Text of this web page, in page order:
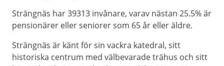
Strängnäs har 39313 invånare, varav nästan 25.5% är
pensionärer eller seniorer som 65 år eller äldre.
Strängnäs är känt för sin vackra katedral, sitt
historiska centrum med välbevarade trähus och sitt